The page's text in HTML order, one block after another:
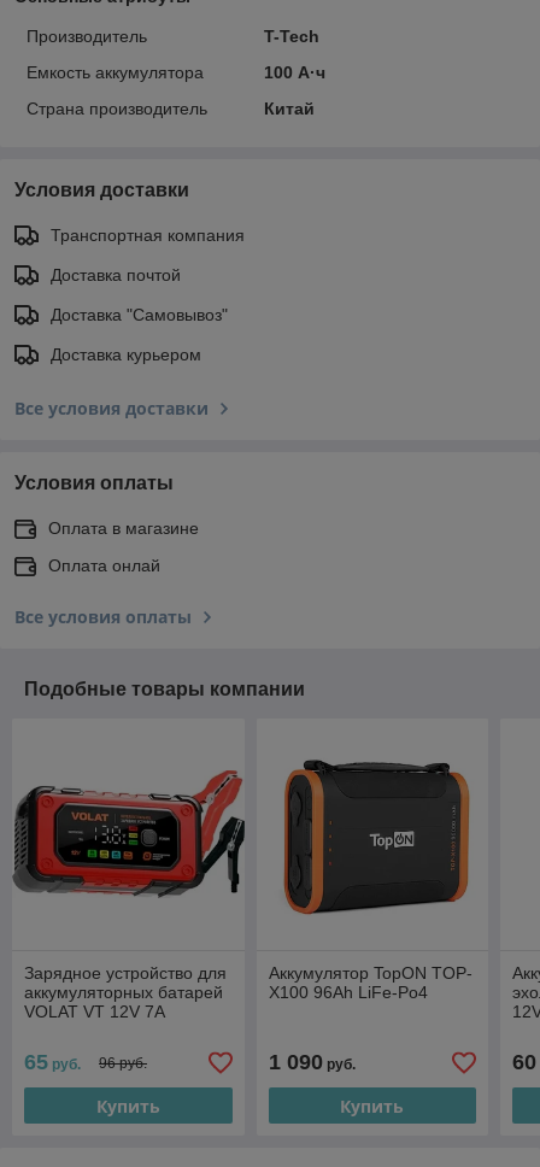
Производитель
T-Tech
Емкость аккумулятора
100 А·ч
Страна производитель
Китай
Условия доставки
Транспортная компания
Доставка почтой
Доставка "Самовывоз"
Доставка курьером
Все условия доставки
Условия оплаты
Оплата в магазине
Оплата онлай
Все условия оплаты
Подобные товары компании
Зарядное устройство для
аккумуляторных батарей
VOLAT VT 12V 7A
Интеллектуальное
65 руб. 96 руб.
Купить
Аккумулятор TopON TOP-
X100 96Ah LiFe-Po4
1 090руб.
Купить
60